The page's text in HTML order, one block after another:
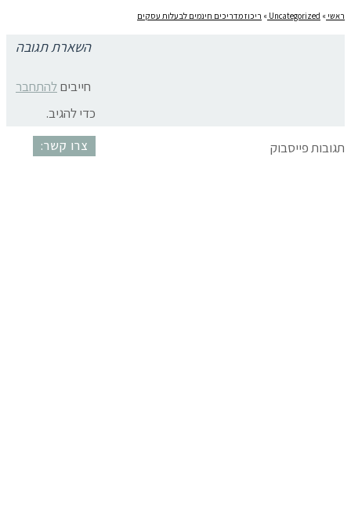
ראשי »
Uncategorized
» ריכוז מדריכים חינמים לבעלות עסקים
תגובות פייסבוק
השארת תגובה
חייביםלהתחבר
כדי להגיב.
צרו קשר: